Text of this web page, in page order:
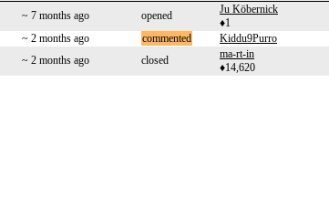
~ 7 months ago opened
Ju Köbernick
♦1
~ 2 months ago commented Kiddu9Purro
~ 2 months ago closed
ma-rt-in
♦14,620